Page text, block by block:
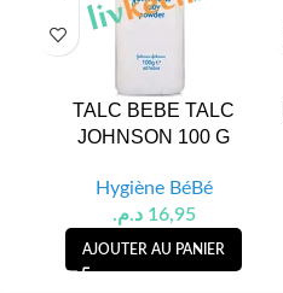
TALC BEBE TALC
JOHNSON 100 G
Hygiène BéBé
16,95 د.م.
AJOUTER AU PANIER